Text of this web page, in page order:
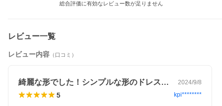
総合評価に有効なレビュー数が足りません
レビュー一覧
レビュー内容 （口コミ）
綺麗な形でした！シンプルな形のドレスを… 2024/9/8
5 kpi********